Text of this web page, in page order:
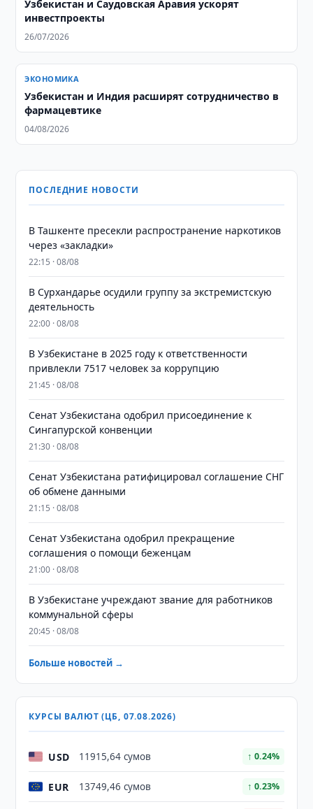
Узбекистан и Саудовская Аравия ускорят
инвестпроекты
26/07/2026
ЭКОНОМИКА
Узбекистан и Индия расширят сотрудничество в
фармацевтике
04/08/2026
ПОСЛЕДНИЕ НОВОСТИ
В Ташкенте пресекли распространение наркотиков
через «закладки»
22:15 · 08/08
В Сурхандарье осудили группу за экстремистскую
деятельность
22:00 · 08/08
В Узбекистане в 2025 году к ответственности
привлекли 7517 человек за коррупцию
21:45 · 08/08
Сенат Узбекистана одобрил присоединение к
Сингапурской конвенции
21:30 · 08/08
Сенат Узбекистана ратифицировал соглашение СНГ
об обмене данными
21:15 · 08/08
Сенат Узбекистана одобрил прекращение
соглашения о помощи беженцам
21:00 · 08/08
В Узбекистане учреждают звание для работников
коммунальной сферы
20:45 · 08/08
Больше новостей →
КУРСЫ ВАЛЮТ (ЦБ, 07.08.2026)
USD 11915,64 сумов ↑ 0.24%
EUR 13749,46 сумов ↑ 0.23%